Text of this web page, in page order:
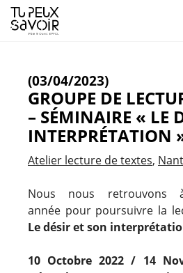
Aller
au
(03/04/2023)
GROUPE DE
– SÉMINAIRE « LE
INTERPRÉTATION
Atelier lecture de textes
Nous nous retrouvons
année pour poursuivre la
Le désir et son
10 Octobre 2022 / 14